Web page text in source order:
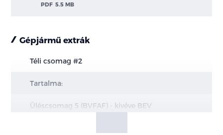
PDF 5.5 MB
Gépjármű extrák
Téli csomag #2
Tartalma:
Üléscsomag 5 (BVFAF) - kivéve BEV